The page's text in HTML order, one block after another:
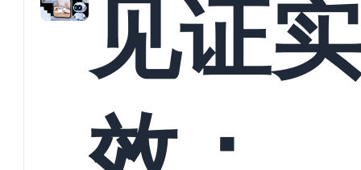
螳螂科
见证实